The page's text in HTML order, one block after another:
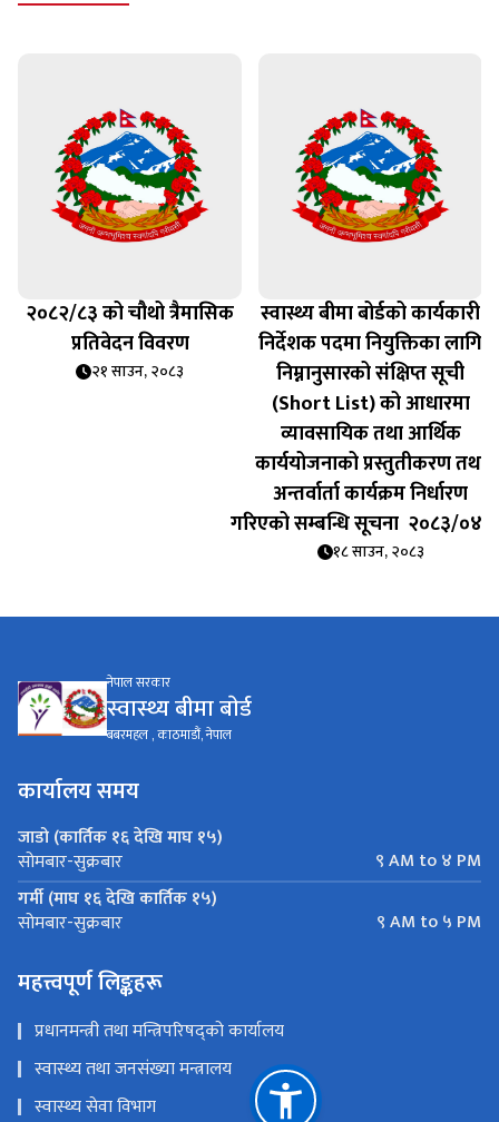
२०८२/८३ को चौथो त्रैमासिक
प्रतिवेदन विवरण
२१ साउन, २०८३
स्वास्थ्य बीमा बोर्डको कार्यकारी
निर्देशक पदमा नियुक्तिका लागि
निम्नानुसारको संक्षिप्त सूची
(Short List) को आधारमा
व्यावसायिक तथा आर्थिक
कार्ययोजनाको प्रस्तुतीकरण तथा
अन्तर्वार्ता कार्यक्रम निर्धारण
गरिएको सम्बन्धि सूचना २०८३/०४/
१८ साउन, २०८३
नेपाल सरकार
स्वास्थ्य बीमा बाेर्ड
बबरमहल , काठमाडौं, नेपाल
कार्यालय समय
जाडो (कार्तिक १६ देखि माघ १५)
सोमबार-सुक्रबार
९ AM to ४ PM
गर्मी (माघ १६ देखि कार्तिक १५)
सोमबार-सुक्रबार ९ AM to ५ PM
महत्त्वपूर्ण लिङ्कहरू
प्रधानमन्त्री तथा मन्त्रिपरिषद्को कार्यालय
स्वास्थ्य तथा जनसंख्या मन्त्रालय
स्वास्थ्य सेवा विभाग